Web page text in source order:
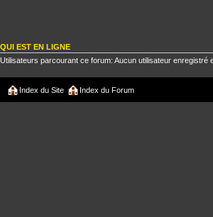
QUI EST EN LIGNE
Utilisateurs parcourant ce forum: Aucun utilisateur enregistré
Index du Site Index du Forum